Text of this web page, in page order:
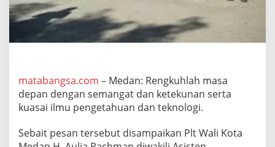
s
i
u
P
e
n
e
matabangsa.com – Medan: Rengkuhlah masa
depan dengan semangat dan ketekunan serta
kuasai ilmu pengetahuan dan teknologi.
Sebait pesan tersebut disampaikan Plt Wali Kota